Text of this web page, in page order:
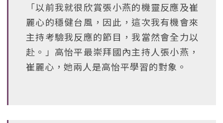
「以前我就很欣賞張小燕的機靈反應及崔
麗心的穩健台風，因此，這次我有機會來
主持考驗我反應的節目，我當然會全力以
赴。」高怡平最崇拜國內主持人張小燕，
崔麗心，她兩人是高怡平學習的對象。